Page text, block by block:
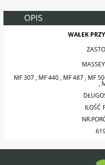
OPIS
WAŁEK
MF 307 , MF 440 , MF 487 , MF
,
ILOŚĆ